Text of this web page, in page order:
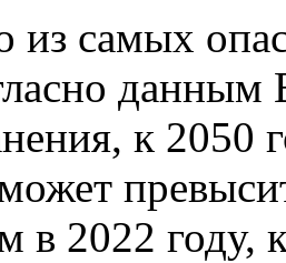
самых
данным
к 2050
в 2022 году,